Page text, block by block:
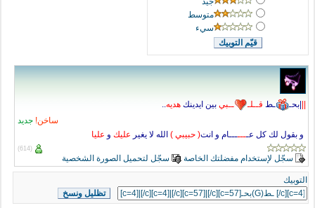
متوسط
سيء
|
|
|بحـ ـط قــلـ ــبيبين ايدينك هديه
ساخن! جديد
و بقول لك كل عـــــــام و انت( حبيبي ) الله لا يغير عليك و عليا
(614)
سجّل لإستخدام مفضلتك الخاصة سجّل لتحميل الصورة الشخصية
التوبيك